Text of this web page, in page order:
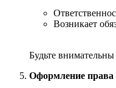
Возникает
Будьте
Оформление права